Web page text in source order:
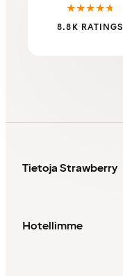
★★★★★
8.8K RATINGS
Tietoja Strawberry
Hotellimme